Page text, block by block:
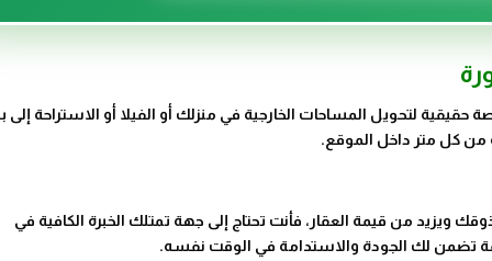
لتحويل المساحات الخارجية في منزلك أو الفيلا أو الاستراحة إلى
من كل متر داخل الموقع.
ويزيد من قيمة العقار، فأنت تحتاج إلى جهة تمتلك الخبرة الكافية في
تضمن لك الجودة والاستدامة في الوقت نفسه.